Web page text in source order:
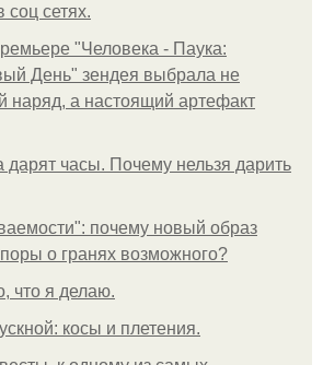
соц сетях.
"Человека - Паука:
День" зендея выбрала не
наряд, а настоящий артефакт
дарят часы. Почему нельзя дарить
почему новый образ
о гранях возможного?
что я делаю.
косы и плетения.